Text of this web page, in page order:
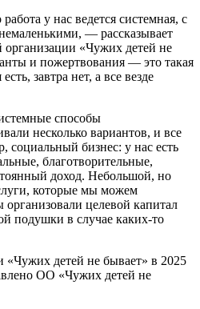
у нас ведется системная, с
— рассказывает
организации «Чужих детей не
и пожертвования — это такая
завтра нет, а все везде
способы
несколько вариантов, и все
социальный бизнес: у нас есть
благотворительные,
доход. Небольшой, но
которые мы можем
целевой капитал
подушки в случае каких-то
детей не бывает» в 2025
ОО «Чужих детей не